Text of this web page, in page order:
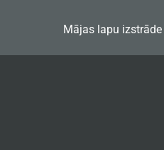
Mājas lapu izstrāde